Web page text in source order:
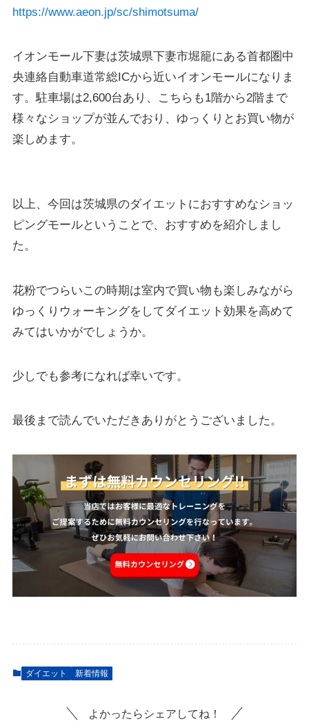
https://www.aeon.jp/sc/shimotsuma/
イオンモール下妻は茨城県下妻市堀籠にある首都圏中
央連絡自動車道常総ICから近いイオンモールになりま
す。駐車場は2,600台あり、こちらも1階から2階まで
様々なショップが並んでおり、ゆっくりとお買い物が
楽しめます。
以上、今回は茨城県のダイエットにおすすめなショッ
ピングモールということで、おすすめを紹介しまし
た。
花粉でつらいこの時期は室内で買い物も楽しみながら
ゆっくりウォーキングをしてダイエット効果を高めて
みてはいかがでしょうか。
少しでも参考になれば幸いです。
最後まで読んでいただきありがとうございました。
ダイエット 新着情報
よかったらシェアしてね！